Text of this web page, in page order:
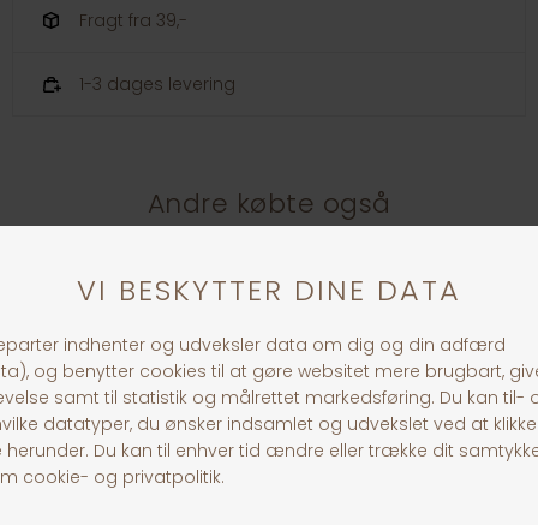
Fragt fra 39,-
1-3 dages levering
Andre købte også